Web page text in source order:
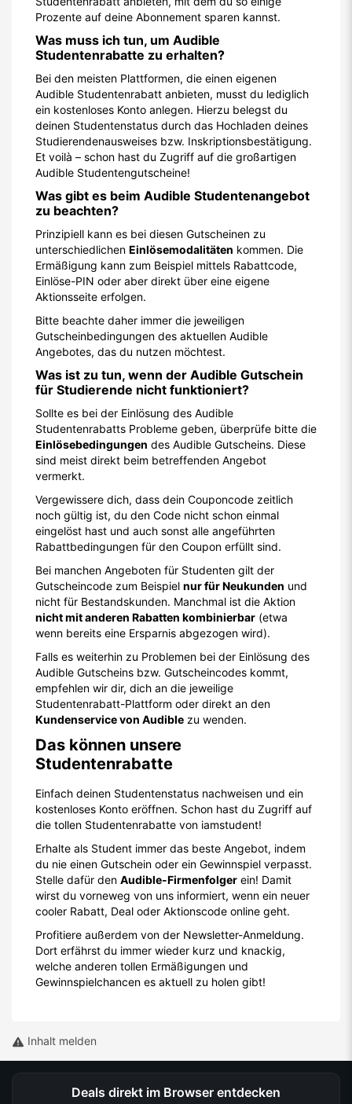
Prozente auf deine Abonnement sparen kannst.
Was muss ich tun, um Audible
Studentenrabatte zu erhalten?
Bei den meisten Plattformen, die einen eigenen
Audible Studentenrabatt anbieten, musst du lediglich
ein kostenloses Konto anlegen. Hierzu belegst du
deinen Studentenstatus durch das Hochladen deines
Studierendenausweises bzw. Inskriptionsbestätigung.
Et voilà – schon hast du Zugriff auf die großartigen
Audible Studentengutscheine!
Was gibt es beim Audible Studentenangebot
zu beachten?
Prinzipiell kann es bei diesen Gutscheinen zu
unterschiedlichen Einlösemodalitäten kommen. Die
Ermäßigung kann zum Beispiel mittels Rabattcode,
Einlöse-PIN oder aber direkt über eine eigene
Aktionsseite erfolgen.
Bitte beachte daher immer die jeweiligen
Gutscheinbedingungen des aktuellen Audible
Angebotes, das du nutzen möchtest.
Was ist zu tun, wenn der Audible Gutschein
für Studierende nicht funktioniert?
Sollte es bei der Einlösung des Audible
Studentenrabatts Probleme geben, überprüfe bitte die
Einlösebedingungen des Audible Gutscheins. Diese
sind meist direkt beim betreffenden Angebot
vermerkt.
Vergewissere dich, dass dein Couponcode zeitlich
noch gültig ist, du den Code nicht schon einmal
eingelöst hast und auch sonst alle angeführten
Rabattbedingungen für den Coupon erfüllt sind.
Bei manchen Angeboten für Studenten gilt der
Gutscheincode zum Beispiel nur für Neukunden und
nicht für Bestandskunden. Manchmal ist die Aktion
nicht mit anderen Rabatten kombinierbar (etwa
wenn bereits eine Ersparnis abgezogen wird).
Falls es weiterhin zu Problemen bei der Einlösung des
Audible Gutscheins bzw. Gutscheincodes kommt,
empfehlen wir dir, dich an die jeweilige
Studentenrabatt-Plattform oder direkt an den
Kundenservice von Audible zu wenden.
Das können unsere
Studentenrabatte
Einfach deinen Studentenstatus nachweisen und ein
kostenloses Konto eröffnen. Schon hast du Zugriff auf
die tollen Studentenrabatte von iamstudent!
Erhalte als Student immer das beste Angebot, indem
du nie einen Gutschein oder ein Gewinnspiel verpasst.
Stelle dafür den Audible-Firmenfolger ein! Damit
wirst du vorneweg von uns informiert, wenn ein neuer
cooler Rabatt, Deal oder Aktionscode online geht.
Profitiere außerdem von der Newsletter-Anmeldung.
Dort erfährst du immer wieder kurz und knackig,
welche anderen tollen Ermäßigungen und
Gewinnspielchancen es aktuell zu holen gibt!
Inhalt melden
Deals direkt im Browser entdecken